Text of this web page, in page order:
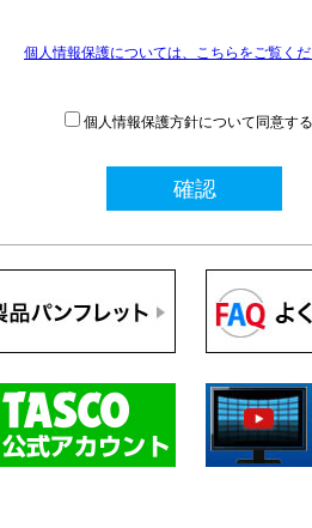
個人情報保護については、こちらをご覧くだ
個人情報保護方針について同意する
確認